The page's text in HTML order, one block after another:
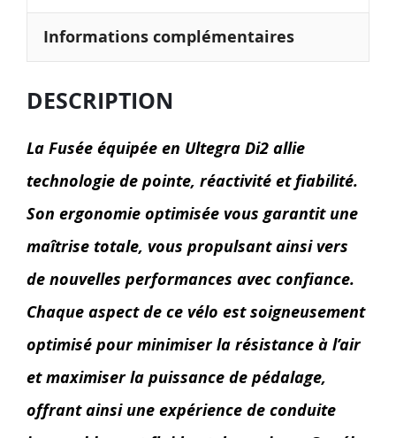
Informations complémentaires
DESCRIPTION
La Fusée équipée en Ultegra Di2 allie
technologie de pointe, réactivité et fiabilité.
Son ergonomie optimisée vous garantit une
maîtrise totale, vous propulsant ainsi vers
de nouvelles performances avec confiance.
Chaque aspect de ce vélo est soigneusement
optimisé pour minimiser la résistance à l’air
et maximiser la puissance de pédalage,
offrant ainsi une expérience de conduite